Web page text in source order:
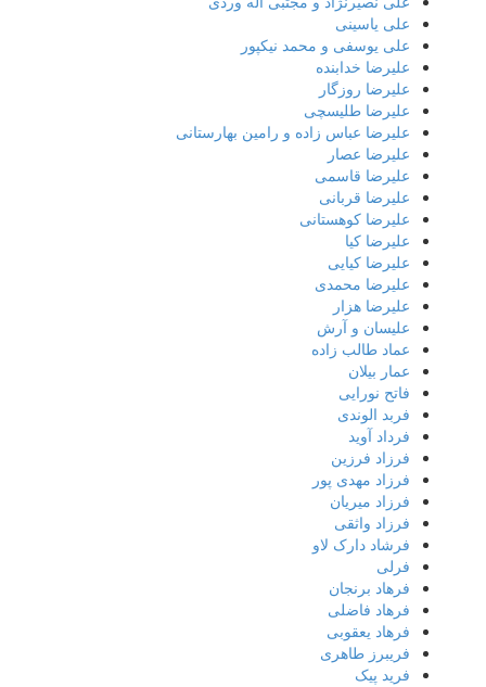
علی یاسینی
علی یوسفی و محمد نیکپور
علیرضا خدابنده
علیرضا روزگار
علیرضا طلیسچی
علیرضا عباس زاده و رامین بهارستانی
علیرضا عصار
علیرضا قاسمی
علیرضا قربانی
علیرضا کوهستانی
علیرضا کیا
علیرضا کیایی
علیرضا محمدی
علیرضا هزار
علیسان و آرش
عماد طالب زاده
عمار بیلان
فاتح نورایی
فربد الوندی
فرداد آوید
فرزاد فرزین
فرزاد مهدی پور
فرزاد میریان
فرزاد واثقی
فرشاد دارک لاو
فرلی
فرهاد برنجان
فرهاد فاضلی
فرهاد یعقوبی
فریبرز طاهری
فرید پیک